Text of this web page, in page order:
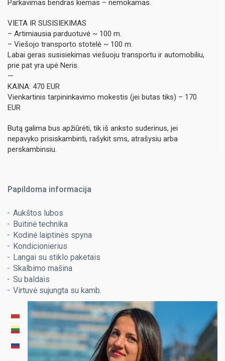
Parkavimas bendras kiemas – nemokamas.
VIETA IR SUSISIEKIMAS
– Artimiausia parduotuvė ~ 100 m.
– Viešojo transporto stotelė ~ 100 m.
Labai geras susisiekimas viešuoju transportu ir automobiliu,
prie pat yra upė Neris.
—
KAINA: 470 EUR
Vienkartinis tarpininkavimo mokestis (jei butas tiks) – 170
EUR
Butą galima bus apžiūrėti, tik iš anksto suderinus, jei
nepavyko prisiskambinti, rašykit sms, atrašysiu arba
perskambinsiu.
Papildoma informacija
Aukštos lubos
Buitinė technika
Kodinė laiptinės spyna
Kondicionierius
Langai su stiklo paketais
Skalbimo mašina
Su baldais
Virtuvė sujungta su kamb.